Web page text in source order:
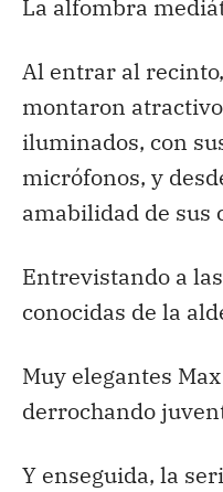
La alfombra
Al entrar al
montaron
iluminados, con
micrófonos, y
amabilidad de sus
Entrevistando a
conocidas de la
Muy elegantes
derrochando
Y enseguida, la